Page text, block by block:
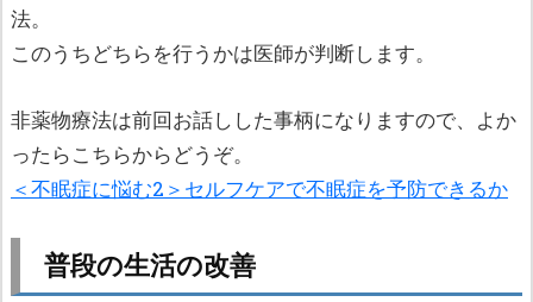
法。
このうちどちらを行うかは医師が判断します。
非薬物療法は前回お話しした事柄になりますので、よか
ったらこちらからどうぞ。
＜不眠症に悩む2＞セルフケアで不眠症を予防できるか
普段の生活の改善